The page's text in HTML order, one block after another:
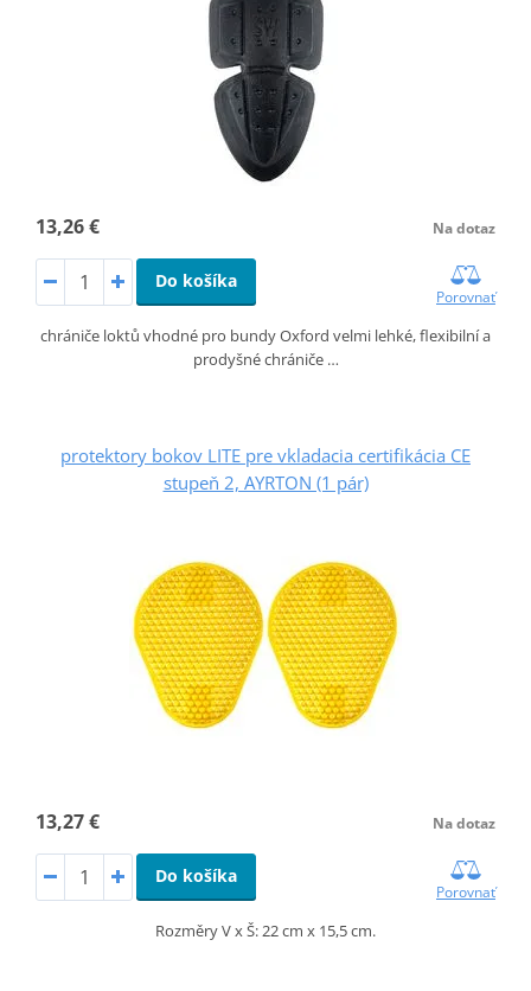
13,26 € Na dotaz
Do košíka
Porovnať
chrániče loktů vhodné pro bundy Oxford velmi lehké, flexibilní a
prodyšné chrániče …
protektory bokov LITE pre vkladacia certifikácia CE
stupeň 2, AYRTON (1 pár)
13,27 € Na dotaz
Do košíka
Porovnať
Rozměry V x Š: 22 cm x 15,5 cm.